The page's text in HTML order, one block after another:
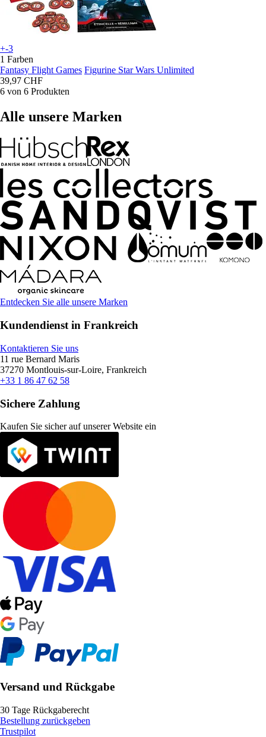
+-3
1 Farben
Fantasy Flight Games Figurine Star Wars Unlimited
39,97 CHF
6 von 6 Produkten
Alle unsere Marken
Entdecken Sie alle unsere Marken
Kundendienst in Frankreich
Kontaktieren Sie uns
11 rue Bernard Maris
37270 Montlouis-sur-Loire, Frankreich
+33 1 86 47 62 58
Sichere Zahlung
Kaufen Sie sicher auf unserer Website ein
Versand und Rückgabe
30 Tage Rückgaberecht
Bestellung zurückgeben
Trustpilot